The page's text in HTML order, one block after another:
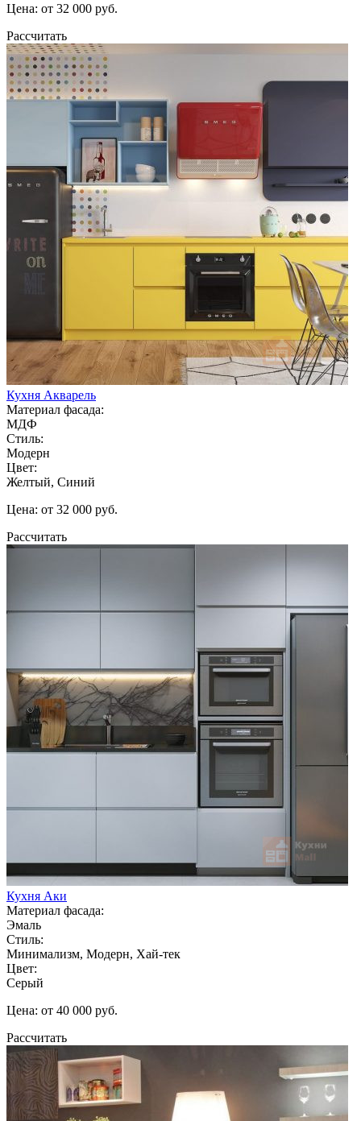
Цена: от 32 000 руб.
Рассчитать
Кухня Акварель
Материал фасада:
МДФ
Стиль:
Модерн
Цвет:
Желтый, Синий
Цена: от 32 000 руб.
Рассчитать
Кухня Аки
Материал фасада:
Эмаль
Стиль:
Минимализм, Модерн, Хай-тек
Цвет:
Серый
Цена: от 40 000 руб.
Рассчитать